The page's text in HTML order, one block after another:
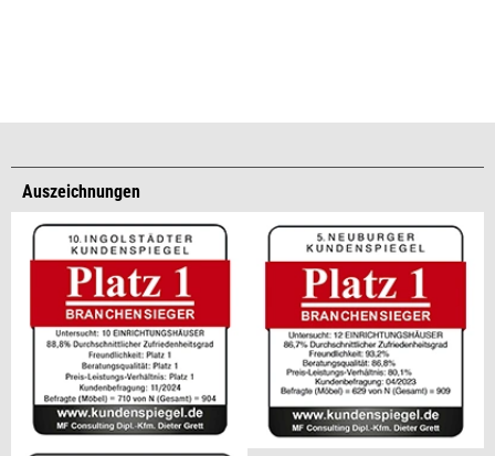
Auszeichnungen